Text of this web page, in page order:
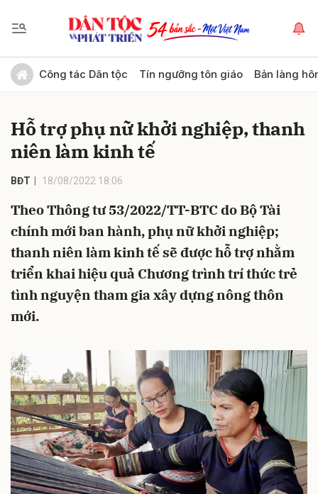
Công tác Dân tộc Tín ngưỡng tôn giáo Bản làng
Hỗ trợ phụ nữ khởi nghiệp, thanh
niên làm kinh tế
BĐT 18/08/2022 18:06
Theo Thông tư 53/2022/TT-BTC do Bộ Tài
chính mới ban hành, phụ nữ khởi nghiệp;
thanh niên làm kinh tế sẽ được hỗ trợ nhằm
triển khai hiệu quả Chương trình trí thức trẻ
tình nguyện tham gia xây dựng nông thôn
mới.
Gửi bình luận
Hủy Gửi